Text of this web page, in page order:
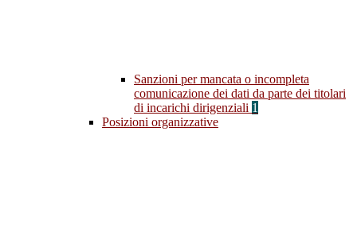
Sanzioni per mancata o incompleta
comunicazione dei dati da parte dei titolari
di incarichi dirigenziali 1
Posizioni organizzative